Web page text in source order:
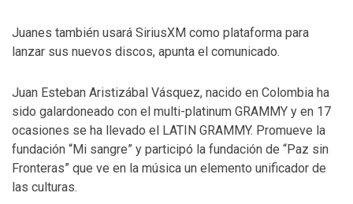
Juanes también usará SiriusXM como plataforma para
lanzar sus nuevos discos, apunta el comunicado.
Juan Esteban Aristizábal Vásquez, nacido en Colombia ha
sido galardoneado con el multi-platinum GRAMMY y en 17
ocasiones se ha llevado el LATIN GRAMMY. Promueve la
fundación “Mi sangre” y participó la fundación de “Paz sin
Fronteras” que ve en la música un elemento unificador de
las culturas.